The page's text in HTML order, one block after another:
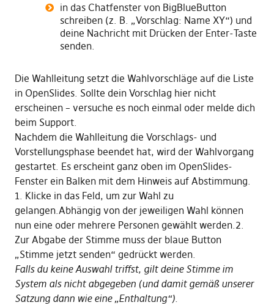
in das Chatfenster von BigBlueButton
schreiben (z. B. „Vorschlag: Name XY“) und
deine Nachricht mit Drücken der Enter-Taste
senden.
Die Wahlleitung setzt die Wahlvorschläge auf die Liste
in OpenSlides. Sollte dein Vorschlag hier nicht
erscheinen – versuche es noch einmal oder melde dich
beim Support.
Nachdem die Wahlleitung die Vorschlags- und
Vorstellungsphase beendet hat, wird der Wahlvorgang
gestartet. Es erscheint ganz oben im OpenSlides-
Fenster ein Balken mit dem Hinweis auf Abstimmung.
1. Klicke in das Feld, um zur Wahl zu
gelangen.Abhängig von der jeweiligen Wahl können
nun eine oder mehrere Personen gewählt werden.2.
Zur Abgabe der Stimme muss der blaue Button
„Stimme jetzt senden“ gedrückt werden.
Falls du keine Auswahl triffst, gilt deine Stimme im
System als nicht abgegeben (und damit gemäß unserer
Satzung dann wie eine „Enthaltung“).